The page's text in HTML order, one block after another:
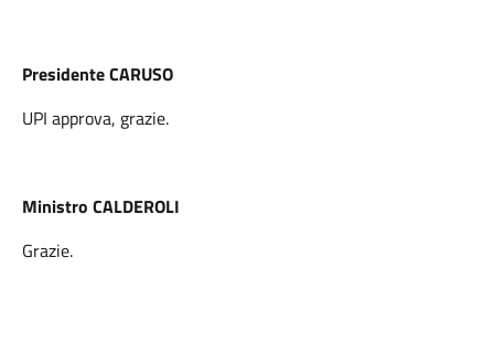
Presidente CARUSO
UPI approva, grazie.
Ministro CALDEROLI
Grazie.